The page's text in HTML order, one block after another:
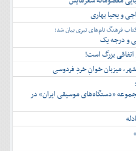
و یحیا بهاری
فرهنگ نام‌های تبری بیان شد:
و درجه یک
اتفاقی بزرگ است!
میزبان خوانِ خردِ فردوسی
«دستگاه‌های موسیقی ایران» در